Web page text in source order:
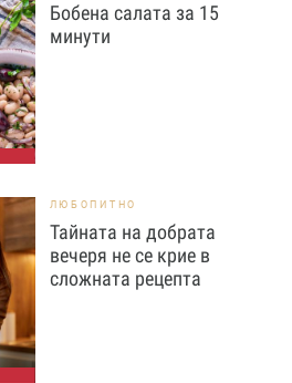
Бобена салата за 15
минути
ЛЮБОПИТНО
Тайната на добрата
вечеря не се крие в
сложната рецепта